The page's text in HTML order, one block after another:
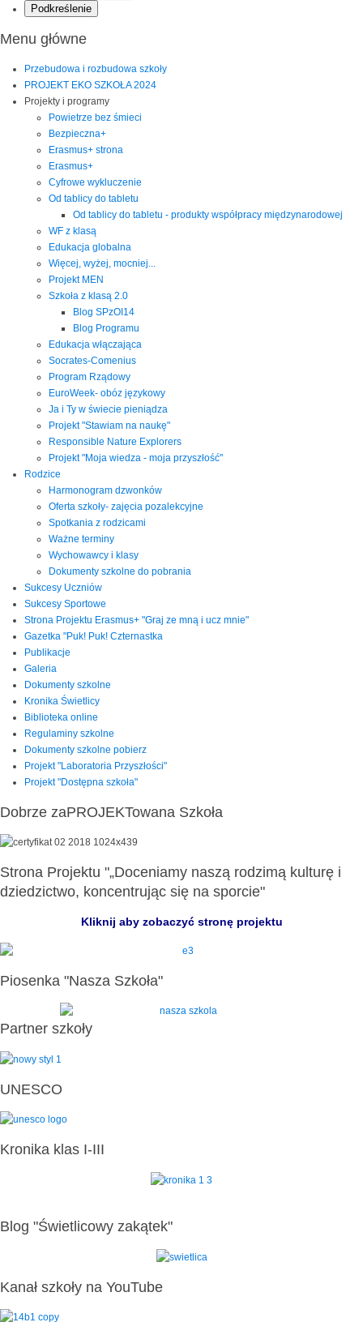
Podkreślenie
Menu główne
Przebudowa i rozbudowa szkoły
PROJEKT EKO SZKOŁA 2024
Projekty i programy
Powietrze bez śmieci
Bezpieczna+
Erasmus+ strona
Erasmus+
Cyfrowe wykluczenie
Od tablicy do tabletu
Od tablicy do tabletu - produkty współpracy międzynarodowej
WF z klasą
Edukacja globalna
Więcej, wyżej, mocniej...
Projekt MEN
Szkoła z klasą 2.0
Blog SPzOI14
Blog Programu
Edukacja włączająca
Socrates-Comenius
Program Rządowy
EuroWeek- obóz językowy
Ja i Ty w świecie pieniądza
Projekt "Stawiam na naukę"
Responsible Nature Explorers
Projekt "Moja wiedza - moja przyszłość"
Rodzice
Harmonogram dzwonków
Oferta szkoły- zajęcia pozalekcyjne
Spotkania z rodzicami
Ważne terminy
Wychowawcy i klasy
Dokumenty szkolne do pobrania
Sukcesy Uczniów
Sukcesy Sportowe
Strona Projektu Erasmus+ "Graj ze mną i ucz mnie"
Gazetka "Puk! Puk! Czternastka
Publikacje
Galeria
Dokumenty szkolne
Kronika Świetlicy
Biblioteka online
Regulaminy szkolne
Dokumenty szkolne pobierz
Projekt "Laboratoria Przyszłości"
Projekt "Dostępna szkoła"
Dobrze zaPROJEKTowana Szkoła
Strona Projektu "„Doceniamy naszą rodzimą kulturę i
dziedzictwo, koncentrując się na sporcie"
Kliknij aby zobaczyć stronę projektu
Piosenka "Nasza Szkoła"
Partner szkoły
UNESCO
Kronika klas I-III
Blog "Świetlicowy zakątek"
Kanał szkoły na YouTube